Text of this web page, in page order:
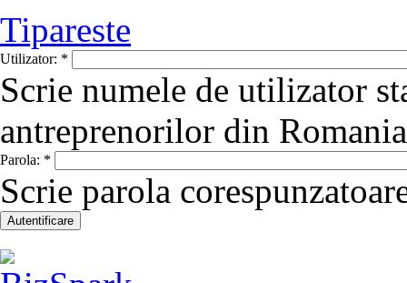
Tipareste
Utilizator: *
Scrie numele de utilizator
antreprenorilor din
Parola: *
Scrie parola